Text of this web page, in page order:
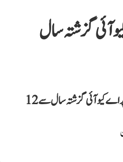
آئی گزشتہ سال
اجے ماکن نے دعویٰ کیا ہے کہ دہلی میں بظاہر ہوا صاف نظر آتی ہے، مگر موسمی اثرات الگ کرنے پر اے کیو آئی گزشتہ سال سے 12